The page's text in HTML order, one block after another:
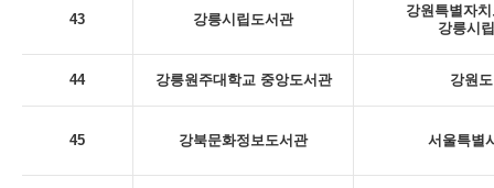
43 강릉시립도서관
강원특별자
강릉시
44 강릉원주대학교 중앙도서관 강원
45 강북문화정보도서관 서울특별